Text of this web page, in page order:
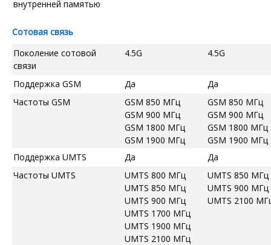
внутренней памятью
Сотовая связь
Поколение сотовой
связи
4.5G 4.5G
Поддержка GSM Да
Да
Частоты GSM
GSM 850 МГц
GSM 900 МГц
GSM 1800 МГц
GSM 1900 МГц
GSM 850 МГц
GSM 900 МГц
GSM 1800 МГц
GSM 1900 МГц
Поддержка UMTS
Да
Да
Частоты UMTS
UMTS 800 МГц
UMTS 850 МГц
UMTS 900 МГц
UMTS 1700 МГц
UMTS 1900 МГц
UMTS 2100 МГц
UMTS 850 МГц
UMTS 900 МГц
UMTS 2100